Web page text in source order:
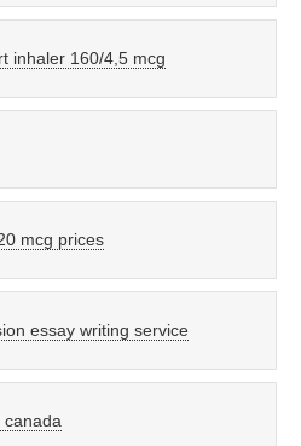
inhaler 160/4,5 mcg
mcg prices
essay writing service